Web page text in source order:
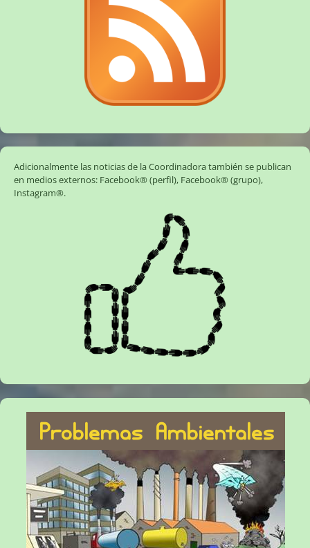
Adicionalmente las noticias de la Coordinadora también se publican
en medios externos: Facebook® (perfil), Facebook® (grupo),
Instagram®.